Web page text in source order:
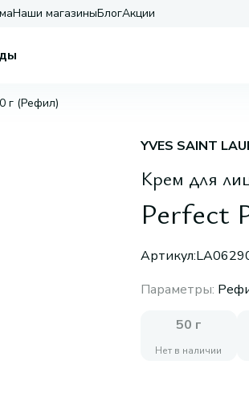
Наши магазиныБлогАкции
г (Рефил)
YVES SAINT
Крем для
Perfect
Артикул:
Параметры:
50 г
Нет в наличии